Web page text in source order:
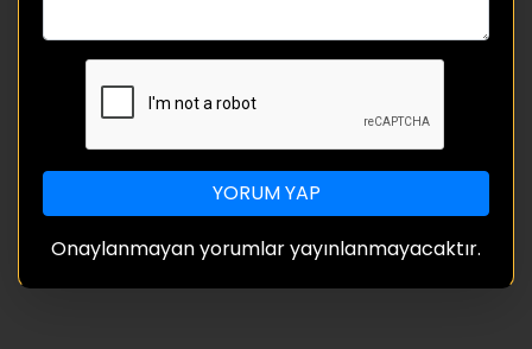
YORUM YAP
Onaylanmayan yorumlar yayınlanmayacaktır.